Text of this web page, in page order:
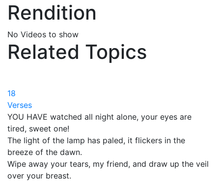
Rendition
No Videos to show
Related Topics
18
Verses
YOU HAVE watched all night alone, your eyes are
tired, sweet one!
The light of the lamp has paled, it flickers in the
breeze of the dawn.
Wipe away your tears, my friend, and draw up the veil
over your breast.